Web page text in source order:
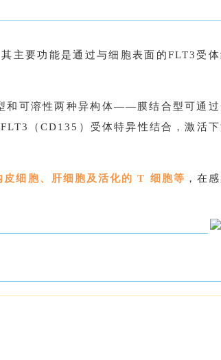
主要功能是通过与细胞表面的FLT3受
和可溶性两种异构体——膜结合型可通
（CD135）受体特异性结合，激活
细胞、肝细胞及活化的 T 细胞等 ，在